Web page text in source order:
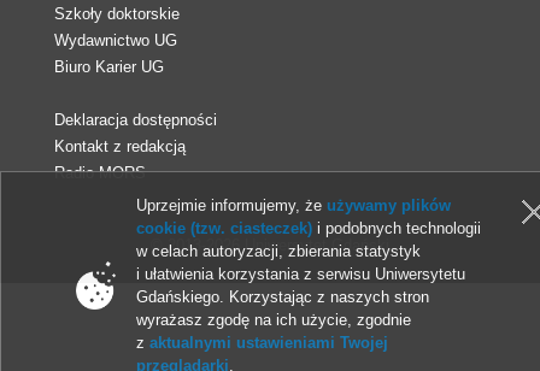
Szkoły doktorskie
Wydawnictwo UG
Biuro Karier UG
Deklaracja dostępności
Kontakt z redakcją
Radio MORS
© 2013-2026 Uniwersytet Gdański
Uprzejmie informujemy, że używamy plików
cookie (tzw. ciasteczek) i podobnych technologii
w celach autoryzacji, zbierania statystyk
i ułatwienia korzystania z serwisu Uniwersytetu
Gdańskiego. Korzystając z naszych stron
wyrażasz zgodę na ich użycie, zgodnie
zaktualnymi ustawieniami Twojej
przeglądarki.